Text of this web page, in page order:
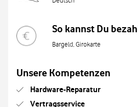
So kannst Du
Bargeld, Girokarte
Unsere Kompetenzen
Hardware-Reparatur
Vertragsservice